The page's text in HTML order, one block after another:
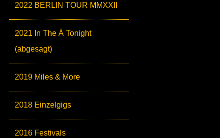
2022 BERLIN TOUR MMXXII
2021 In The Ä Tonight
(abgesagt)
2019 Miles & More
2018 Einzelgigs
2016 Festivals